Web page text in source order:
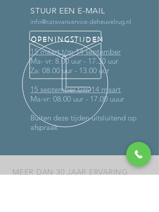
STUUR EEN E-MAIL
info@caravanservice-deheuvelrug.nl
OPENINGSTIJDEN
15 maart t/m 14 september
Ma- vr: 8.00 uur - 17.30 uur
Za: 08.00 uur - 13.00 uur
15 september t/m 14 maart
Ma-vr: 08.00 uur - 17.00 uuur
Buiten deze tijden uitsluitend op
afspraak
MEER DAN 30 JAAR ERVARING